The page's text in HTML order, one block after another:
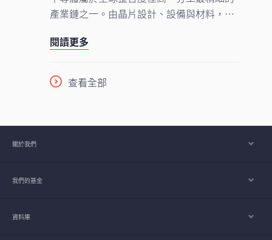
撐人工智能發展的關鍵基建如何落地與擴
建」。在這個發展進程中，亞洲看來正扮演
重要角色。
產業鏈之一。由晶片設計、設備與材料，到
產流程，已橫跨多個大洲、涉及多個國家，
着半導體愈來愈成為一場不少人尚未準備就
緒的人工智能（AI）競賽之基石，理解此行
閱讀更多
查看全部
關於我們
我們的基金
資料庫